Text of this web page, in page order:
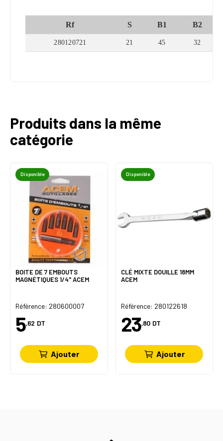
Rf S B1 B2
280120721 21 45 32
Produits dans la même
catégorie
Disponible
BOITE DE 7 EMBOUTS
MAGNÉTIQUES 1/4" ACEM
Référence: 280600007
5,62 DT
Ajouter
Disponible
CLÉ MIXTE DOUILLE 18MM
ACEM
Référence: 280122618
23,80 DT
Ajouter